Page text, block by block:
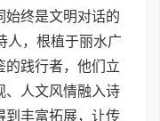
始终是文明对话的
人，根植于丽水广
的践行者，他们立
、人文风情融入诗
到丰富拓展，让传